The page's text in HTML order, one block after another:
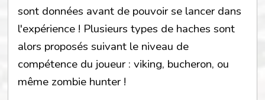
sont données avant de pouvoir se lancer dans
l'expérience ! Plusieurs types de haches sont
alors proposés suivant le niveau de
compétence du joueur : viking, bucheron, ou
même zombie hunter !